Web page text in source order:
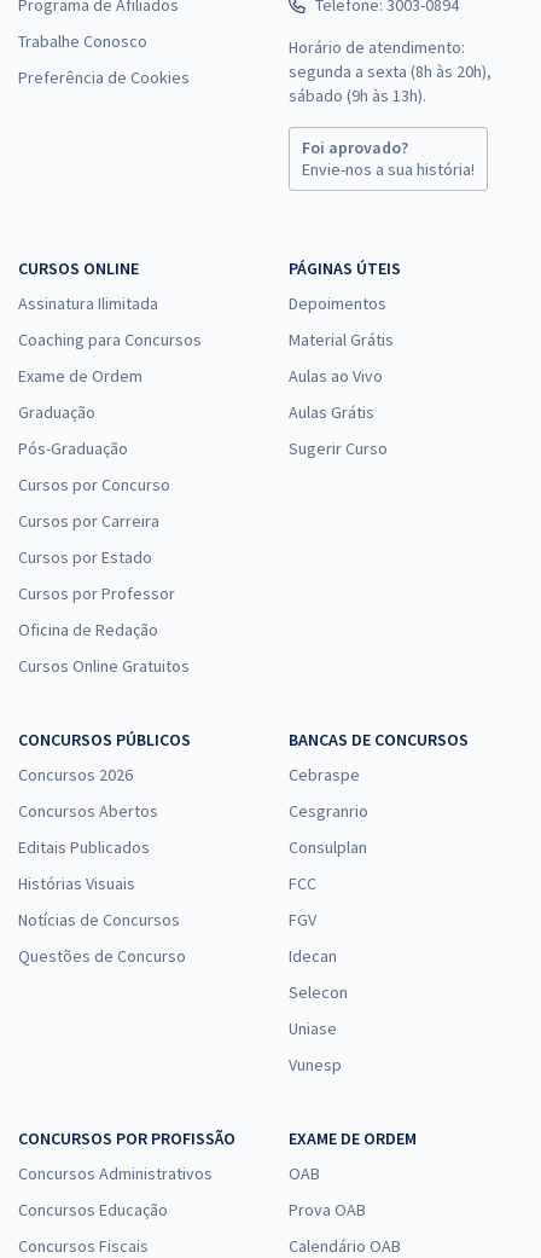
Programa de Afiliados
Trabalhe Conosco
Preferência de Cookies
Telefone: 3003-0894
Horário de atendimento:
segunda a sexta (8h às 20h),
sábado (9h às 13h).
Foi aprovado?
Envie-nos a sua história!
CURSOS ONLINE
Assinatura Ilimitada
Coaching para Concursos
Exame de Ordem
Graduação
Pós-Graduação
Cursos por Concurso
Cursos por Carreira
Cursos por Estado
Cursos por Professor
Oficina de Redação
Cursos Online Gratuitos
PÁGINAS ÚTEIS
Depoimentos
Material Grátis
Aulas ao Vivo
Aulas Grátis
Sugerir Curso
CONCURSOS PÚBLICOS
Concursos 2026
Concursos Abertos
Editais Publicados
Histórias Visuais
Notícias de Concursos
Questões de Concurso
BANCAS DE CONCURSOS
Cebraspe
Cesgranrio
Consulplan
FCC
FGV
Idecan
Selecon
Uniase
Vunesp
CONCURSOS POR PROFISSÃO
Concursos Administrativos
Concursos Educação
Concursos Fiscais
EXAME DE ORDEM
OAB
Prova OAB
Calendário OAB